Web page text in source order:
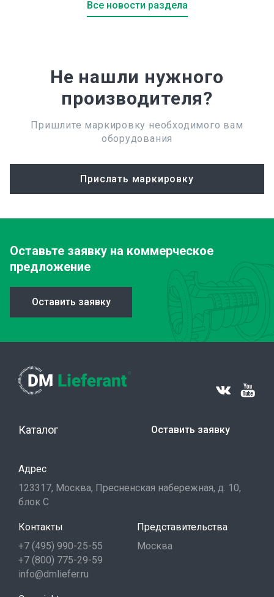
Все новости раздела
Не нашли нужного
производителя?
Пришлите маркировку необходимого вам
оборудования
Прислать маркировку
Оставьте заявку на коммерческое
предложение
Оставить заявку
Каталог Оставить заявку
Адрес
123317, Москва, Пресненская набережная, д. 10,
блок С
Контакты
+7 (495) 990-25-55
+7 (800) 775-29-59
info@dmliefer.ru
Представительства
Москва